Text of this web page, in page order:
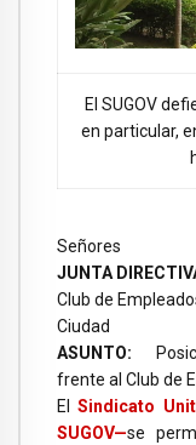
El SUGOV
en particular,
Señores
JUNTA
Club de
Ciudad
ASUNTO:
frente al Club de
ElSindicato
SUGOV—se